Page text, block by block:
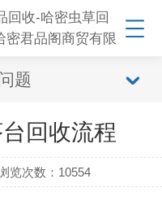
题
回收流程
览次数： 10554